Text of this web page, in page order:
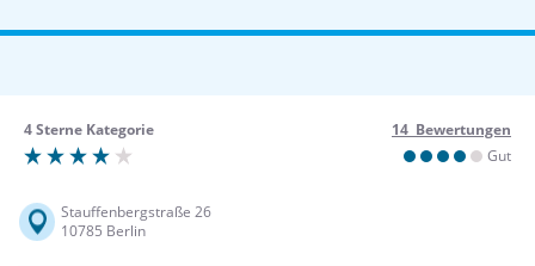
4 Sterne Kategorie
14 Bewertungen
Gut
Stauffenbergstraße 26
10785 Berlin